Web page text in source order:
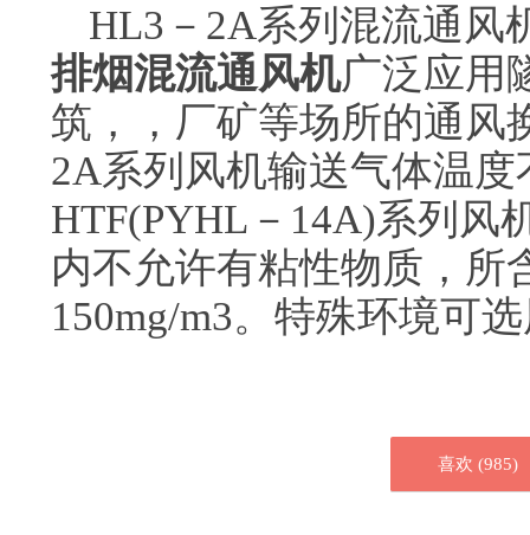
HL3－2A系列混流通风
排烟混流通风机广泛应用
筑，，厂矿等场所的通风
2A系列风机输送气体温
HTF(PYHL－14A)系列风
内不允许有粘性物质，所
150mg/m3。特殊环境可
喜欢 (985)